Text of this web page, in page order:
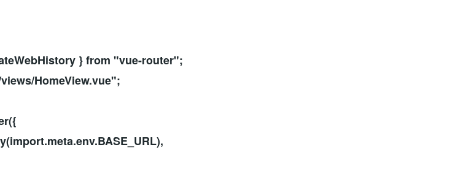
} from "vue-router";
HomeView.vue";